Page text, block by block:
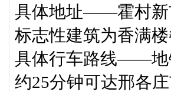
具体地址——霍村新
标志性建筑为香满楼
具体行车路线——地
约25分钟可达邢各